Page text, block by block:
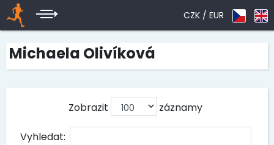
CZK / EUR
Michaela Olivíková
Zobrazit záznamy
Vyhledat: